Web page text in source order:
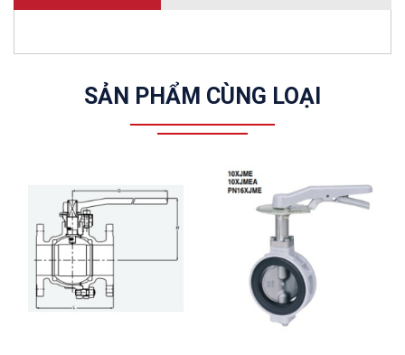
SẢN PHẨM CÙNG LOẠI